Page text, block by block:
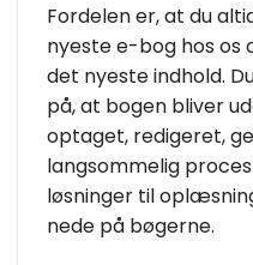
Fordelen er, at du
nyeste e-bog hos os
det nyeste indhold.
på, at bogen bliver
optaget, redigeret,
langsommelig
løsninger til
nede på bøgerne.